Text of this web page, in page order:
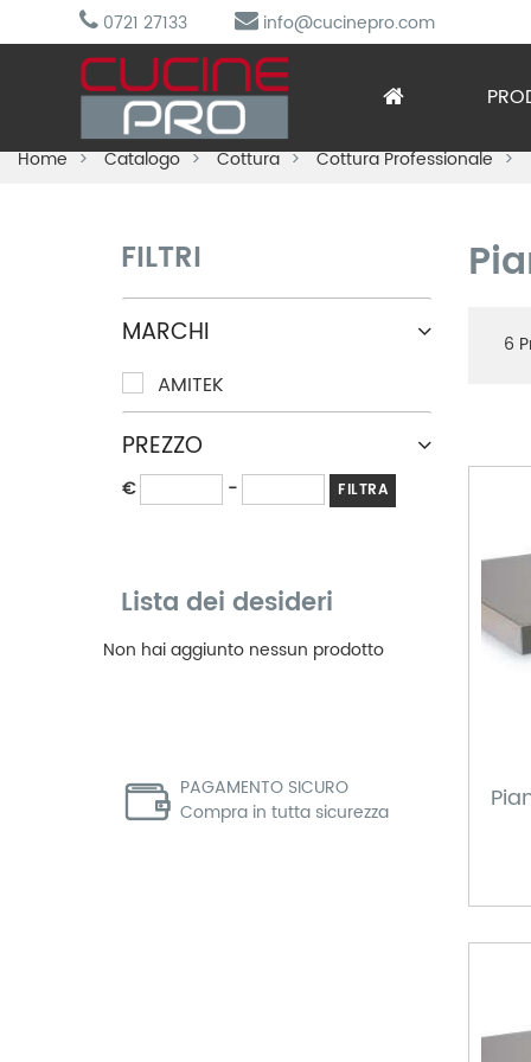
0721 27133 info@cucinepro.com
Home Catalogo Cottura Cottura Professionale
FILTRI
MARCHI
AMITEK
PREZZO
€ - FILTRA
Lista dei desideri
Non hai aggiunto nessun prodotto
PAGAMENTO SICURO
Compra in tutta sicurezza
6